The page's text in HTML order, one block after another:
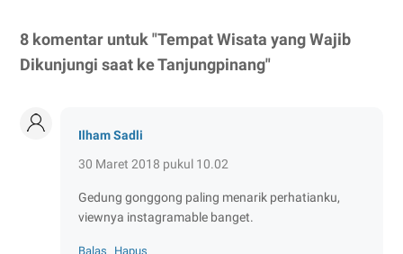
8 komentar untuk "Tempat Wisata yang Wajib
Dikunjungi saat ke Tanjungpinang"
Ilham Sadli
30 Maret 2018 pukul 10.02
Gedung gonggong paling menarik perhatianku,
viewnya instagramable banget.
Balas Hapus